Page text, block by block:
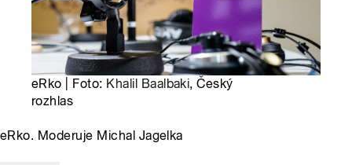
eRko | Foto: Khalil Baalbaki, Český
rozhlas
eRko. Moderuje Michal Jagelka